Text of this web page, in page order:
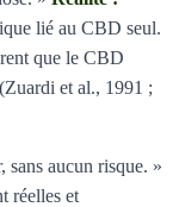
lié au CBD seul.
que le CBD
et al., 1991 ;
sans aucun risque. »
réelles et